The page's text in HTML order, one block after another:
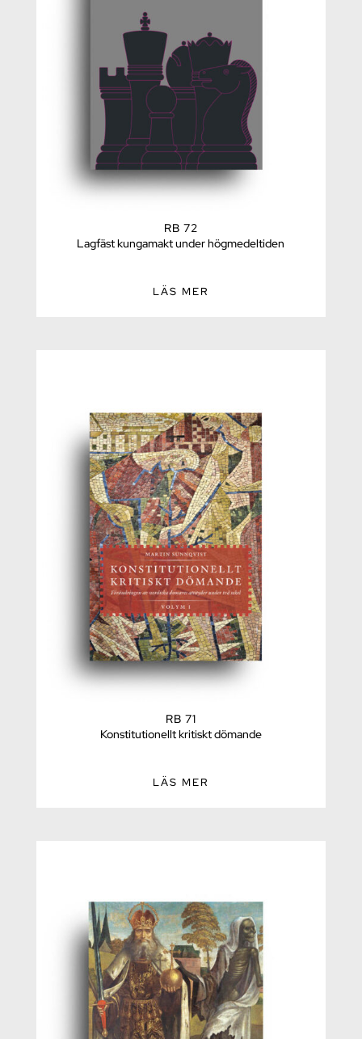
RB 72
Lagfäst kungamakt under högmedeltiden
LÄS MER
RB 71
Konstitutionellt kritiskt dömande
LÄS MER